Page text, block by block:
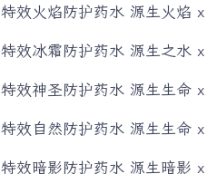
特效火焰防护药水 源生火焰
特效冰霜防护药水 源生之水
特效神圣防护药水 源生生命
特效自然防护药水 源生生命
特效暗影防护药水 源生暗影